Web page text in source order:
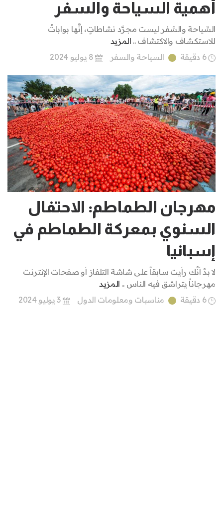
أهمية السياحة والسفر
السِّياحة والسَّفر ليست مجرَّد نشاطاتٍ، إنَّها بواباتٌ
للاستكشاف والاكتشاف .. المزيد
6 دقيقة
السياحة والسفر 8 يوليو 2024
مهرجان الطماطم: الاحتفال
السنوي بمعركة الطماطم في
إسبانيا
لا بدَّ أنَّك رأيت سابقاً على شاشة التلفاز أو صفحات الإنترنت
مهرجاناً يتراشق فيه الناس .. المزيد
6 دقيقة
مناسبات ومعلومات الدول